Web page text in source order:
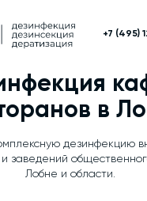
+7 (495)
в
дезинфекцию
заведений
Лобне и области.